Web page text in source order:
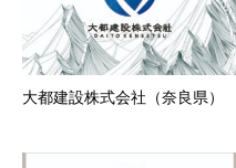
１．会員は、登録情報（住所・電
あった場合、速やかに当社所
更事項を当社に通知しするも
２．前項の届出がなかったことで
たとしても、当社は一切その
生じた損害について、事務局
大都建設株式会社（奈良県）